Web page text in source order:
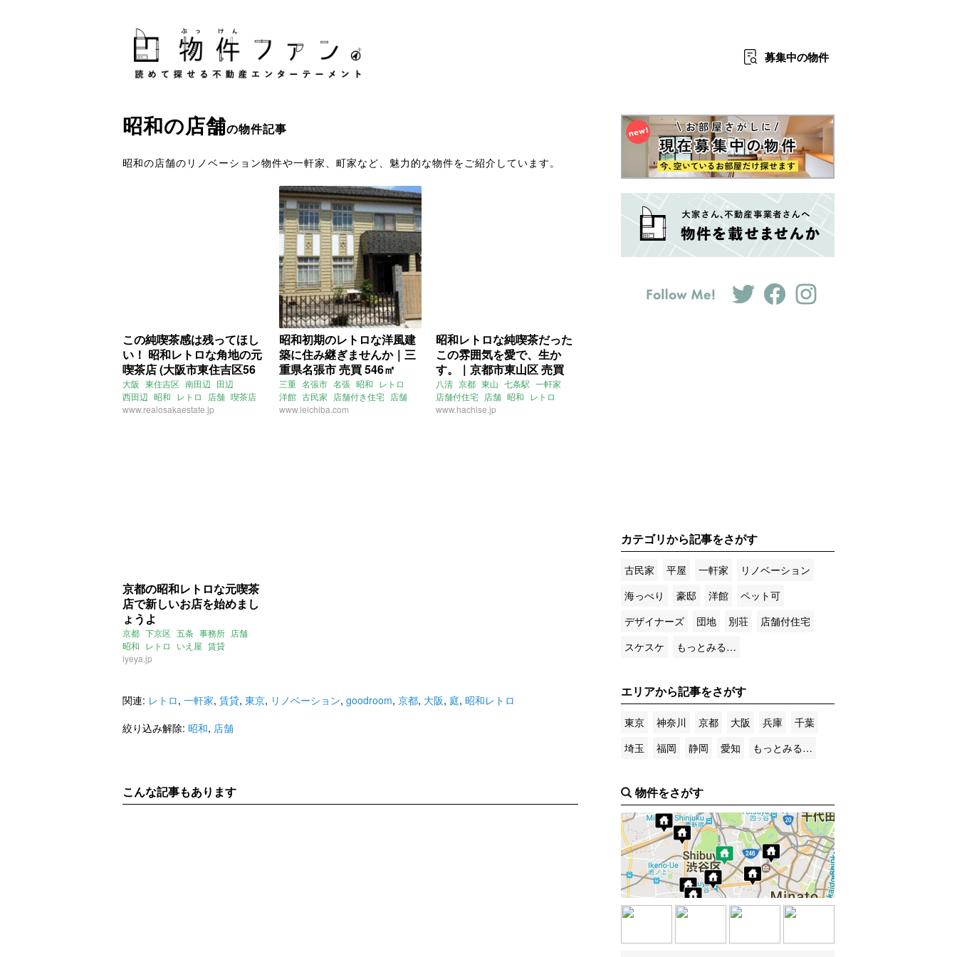
募集中の物件
昭和の店舗の物件記事
昭和の店舗のリノベーション物件や一軒家、町家など、魅力的な物件をご紹介しています。
この純喫茶感は残ってほし
い！ 昭和レトロな角地の元
喫茶店 (大阪市東住吉区56
㎡の賃貸物件)
大阪 東住吉区 南田辺 田辺
西田辺 昭和 レトロ 店舗 喫茶店
ライター：葱山紫蘇子 賃貸
www.realosakaestate.jp
昭和初期のレトロな洋風建
築に住み継ぎませんか｜三
重県名張市 売買 546㎡
三重 名張市 名張 昭和 レトロ
洋館 古民家 店舗付き住宅 店舗
蔵 窓 縁側
登録有形文化財
www.ieichiba.com
昭和レトロな純喫茶だった
この雰囲気を愛で、生か
す。｜京都市東山区 売買
119㎡
八清 京都 東山 七条駅 一軒家
店舗付住宅 店舗 昭和 レトロ
喫茶店
www.hachise.jp
京都の昭和レトロな元喫茶
店で新しいお店を始めまし
ょうよ
京都 下京区 五条 事務所 店舗
昭和 レトロ いえ屋 賃貸
iyeya.jp
関連: レトロ, 一軒家, 賃貸, 東京, リノベーション, goodroom, 京都, 大阪, 庭, 昭和レトロ
絞り込み解除: 昭和, 店舗
こんな記事もあります
カテゴリから記事をさがす
古民家 平屋 一軒家
リノベーション
海っぺり
豪邸 洋館
ペット可
デザイナーズ
団地 別荘
店舗付住宅
スケスケ
もっとみる…
エリアから記事をさがす
東京 神奈川 京都 大阪 兵庫
千葉
埼玉
福岡 静岡 愛知 もっとみる…
物件をさがす